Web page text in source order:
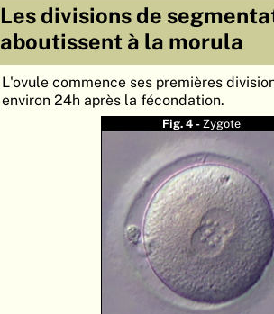
ATLAS
Les divisions de
aboutissent à la morula
L'ovule commence ses premières
environ 24h après la fécondation.
Fig. 4 -Zygote